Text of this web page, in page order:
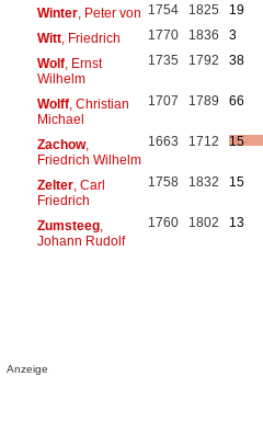
Winter, Peter von 1754 1825
19
Witt, Friedrich 1770 1836
3
Wolf, Ernst
Wilhelm
1735 1792 38
Wolff, Christian
Michael
1707 1789 66
Zachow,
Friedrich Wilhelm
1663 1712 15
Zelter, Carl
Friedrich
1758 1832 15
Zumsteeg,
Johann Rudolf
1760 1802 13
Anzeige